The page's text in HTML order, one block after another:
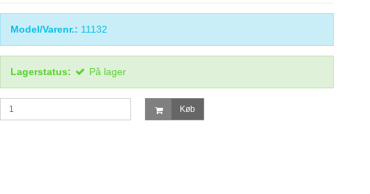
Model/Varenr.: 11132
Lagerstatus: På lager
Køb